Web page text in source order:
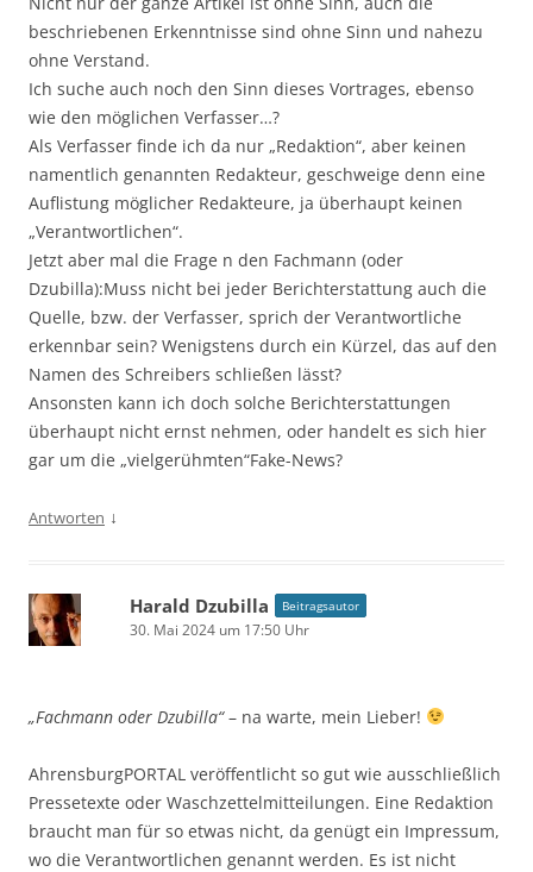
beschriebenen Erkenntnisse sind ohne Sinn und nahezu
ohne Verstand.
Ich suche auch noch den Sinn dieses Vortrages, ebenso
wie den möglichen Verfasser…?
Als Verfasser finde ich da nur „Redaktion“, aber keinen
namentlich genannten Redakteur, geschweige denn eine
Auflistung möglicher Redakteure, ja überhaupt keinen
„Verantwortlichen“.
Jetzt aber mal die Frage n den Fachmann (oder
Dzubilla):Muss nicht bei jeder Berichterstattung auch die
Quelle, bzw. der Verfasser, sprich der Verantwortliche
erkennbar sein? Wenigstens durch ein Kürzel, das auf den
Namen des Schreibers schließen lässt?
Ansonsten kann ich doch solche Berichterstattungen
überhaupt nicht ernst nehmen, oder handelt es sich hier
gar um die „vielgerühmten“Fake-News?
Antworten ↓
Harald Dzubilla Beitragsautor
30. Mai 2024 um 17:50 Uhr
„Fachmann oder Dzubilla“– na warte, mein Lieber!
AhrensburgPORTAL veröffentlicht so gut wie ausschließlich
Pressetexte oder Waschzettelmitteilungen. Eine Redaktion
braucht man für so etwas nicht, da genügt ein Impressum,
wo die Verantwortlichen genannt werden. Es ist nicht